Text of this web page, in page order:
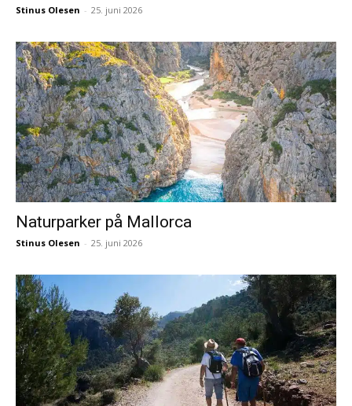
Stinus Olesen - 25. juni 2026
Naturparker på Mallorca
Stinus Olesen - 25. juni 2026